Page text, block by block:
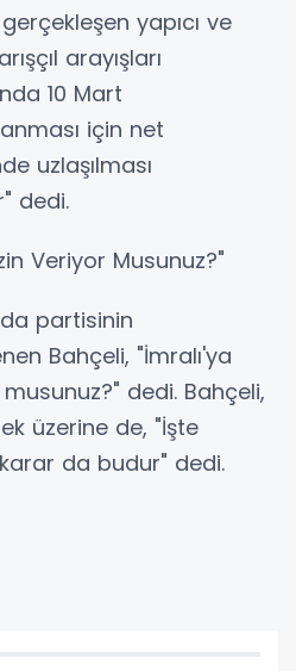
yapıcı ve
arayışları
10 Mart
için net
uzlaşılması
dedi.
Veriyor Musunuz?"
partisinin
Bahçeli, "İmralı'ya
dedi. Bahçeli,
üzerine de, "İşte
da budur" dedi.